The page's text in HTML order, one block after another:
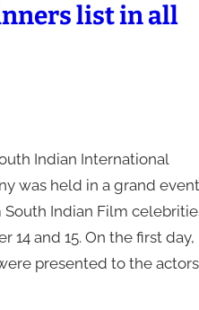
list in all
Indian International
was held in a grand event
Indian Film
and 15. On the first day,
presented to the actors